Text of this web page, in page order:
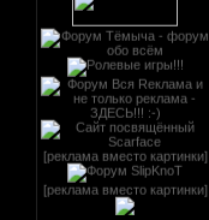
[реклама вместо картинки]
[реклама вместо картинки]